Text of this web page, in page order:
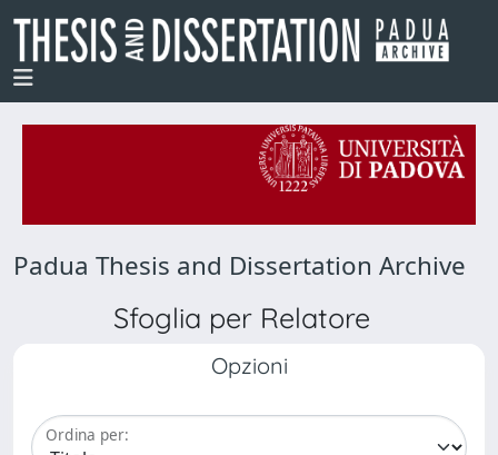
Padua Thesis and Dissertation Archive
Sfoglia per Relatore
Opzioni
Ordina per: